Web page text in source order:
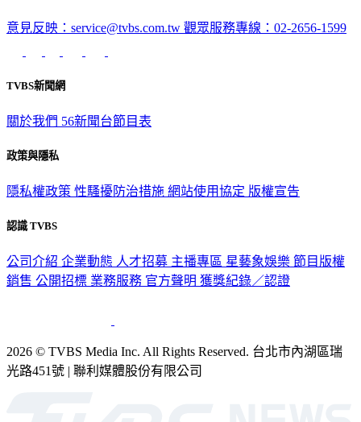
意見反映：service@tvbs.com.tw 觀眾服務專線：02-2656-1599
TVBS新聞網
關於我們 56新聞台節目表
政策與隱私
隱私權政策 性騷擾防治措施 網站使用協定 版權宣告
認識 TVBS
公司介紹 企業動態 人才招募 主播專區 星藝象娛樂 節目版權
銷售 公開招標 業務服務 官方聲明 獲獎紀錄／認證
2026 © TVBS Media Inc. All Rights Reserved. 台北市內湖區瑞
光路451號 | 聯利媒體股份有限公司